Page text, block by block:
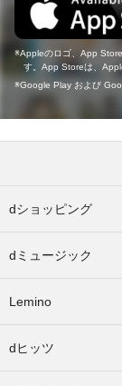
Appleのロゴ、App
す。App Storeは、
Google Play および
dショッピング
dミュージック
Lemino
dヒッツ